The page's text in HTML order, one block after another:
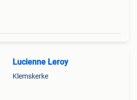
Lucienne Leroy
Klemskerke